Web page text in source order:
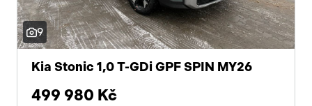
9
Kia Stonic 1,0 T-GDi GPF SPIN MY26
499 980 Kč